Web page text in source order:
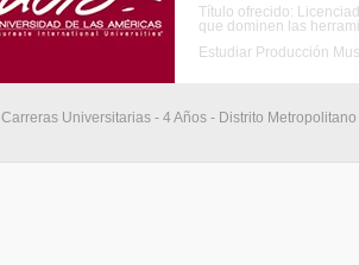
Título ofrecido:
que dominen las
Estudiar Producción
Carreras Universitarias - 4 Años - Distrito Metropolitano